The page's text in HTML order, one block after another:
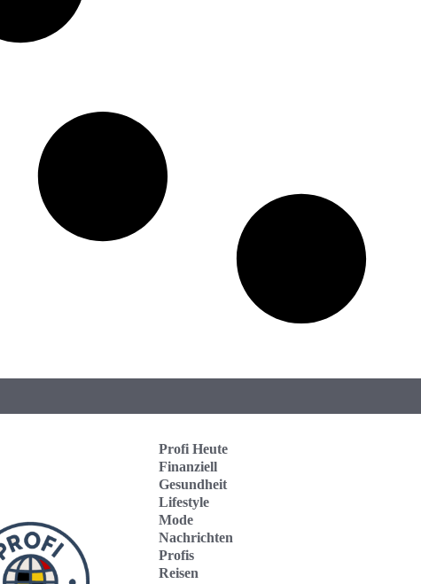
Profi Heute
Finanziell
Gesundheit
Lifestyle
Mode
Nachrichten
Profis
Reisen